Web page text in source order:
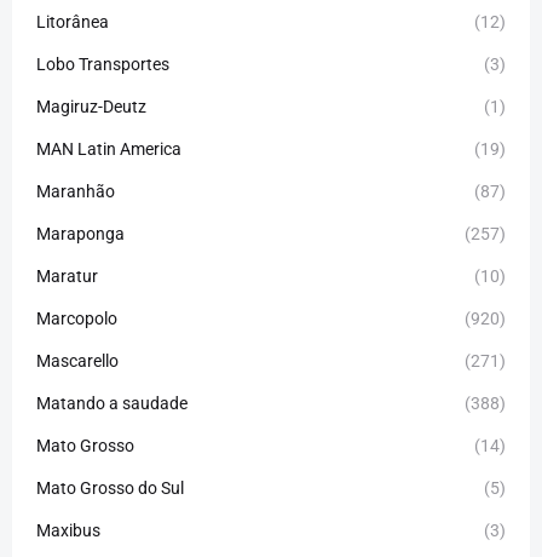
Litorânea (12)
Lobo Transportes (3)
Magiruz-Deutz (1)
MAN Latin America (19)
Maranhão (87)
Maraponga (257)
Maratur (10)
Marcopolo (920)
Mascarello (271)
Matando a saudade (388)
Mato Grosso (14)
Mato Grosso do Sul (5)
Maxibus (3)